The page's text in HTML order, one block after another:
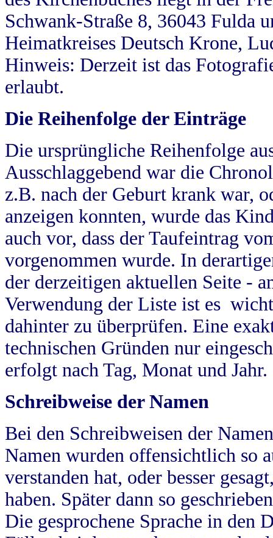
Schwank-Straße 8, 36043 Fulda
Heimatkreises Deutsch Krone,
Hinweis: Derzeit ist das
erlaubt.
Die Reihenfolge der Einträge
Die ursprüngliche Reihenfolge
Ausschlaggebend war die
z.B. nach der Geburt krank war,
anzeigen konnten, wurde das
auch vor, dass der Taufeintrag
vorgenommen wurde. In
der derzeitigen aktuellen Seite -
Verwendung der Liste ist es
dahinter zu überprüfen. Eine
technischen Gründen nur
erfolgt nach Tag, Monat und Jahr.
Schreibweise der Namen
Bei den Schreibweisen der
Namen wurden offensichtlich so
verstanden hat, oder besser
haben. Später dann so
Die gesprochene Sprache in